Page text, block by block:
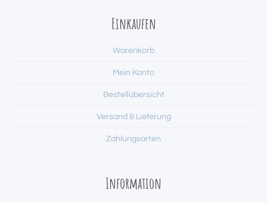
Einkaufen
Warenkorb
Mein Konto
Bestellübersicht
Versand & Lieferung
Zahlungsarten
Information